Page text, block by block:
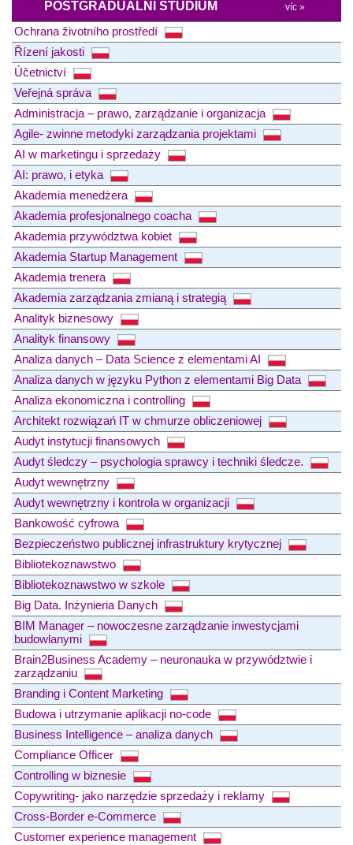
POSTGRADUÁLNÍ STUDIUM víc »
Ochrana životního prostředí
Řízení jakosti
Účetnictví
Veřejná správa
Administracja – prawo, zarządzanie i organizacja
Agile- zwinne metodyki zarządzania projektami
AI w marketingu i sprzedaży
AI: prawo, i etyka
Akademia menedżera
Akademia profesjonalnego coacha
Akademia przywództwa kobiet
Akademia Startup Management
Akademia trenera
Akademia zarządzania zmianą i strategią
Analityk biznesowy
Analityk finansowy
Analiza danych – Data Science z elementami AI
Analiza danych w języku Python z elementami Big Data
Analiza ekonomiczna i controlling
Architekt rozwiązań IT w chmurze obliczeniowej
Audyt instytucji finansowych
Audyt śledczy – psychologia sprawcy i techniki śledcze.
Audyt wewnętrzny
Audyt wewnętrzny i kontrola w organizacji
Bankowość cyfrowa
Bezpieczeństwo publicznej infrastruktury krytycznej
Bibliotekoznawstwo
Bibliotekoznawstwo w szkole
Big Data. Inżynieria Danych
BIM Manager – nowoczesne zarządzanie inwestycjami
budowlanymi
Brain2Business Academy – neuronauka w przywództwie i
zarządzaniu
Branding i Content Marketing
Budowa i utrzymanie aplikacji no-code
Business Intelligence – analiza danych
Compliance Officer
Controlling w biznesie
Copywriting- jako narzędzie sprzedaży i reklamy
Cross-Border e-Commerce
Customer experience management